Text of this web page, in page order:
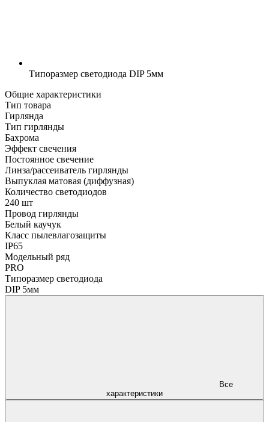
Типоразмер светодиода DIP 5мм
Общие характеристики
Тип товара
Гирлянда
Тип гирлянды
Бахрома
Эффект свечения
Постоянное свечение
Линза/рассеиватель гирлянды
Выпуклая матовая (диффузная)
Количество светодиодов
240 шт
Провод гирлянды
Белый каучук
Класс пылевлагозащиты
IP65
Модельный ряд
PRO
Типоразмер светодиода
DIP 5мм
характеристики